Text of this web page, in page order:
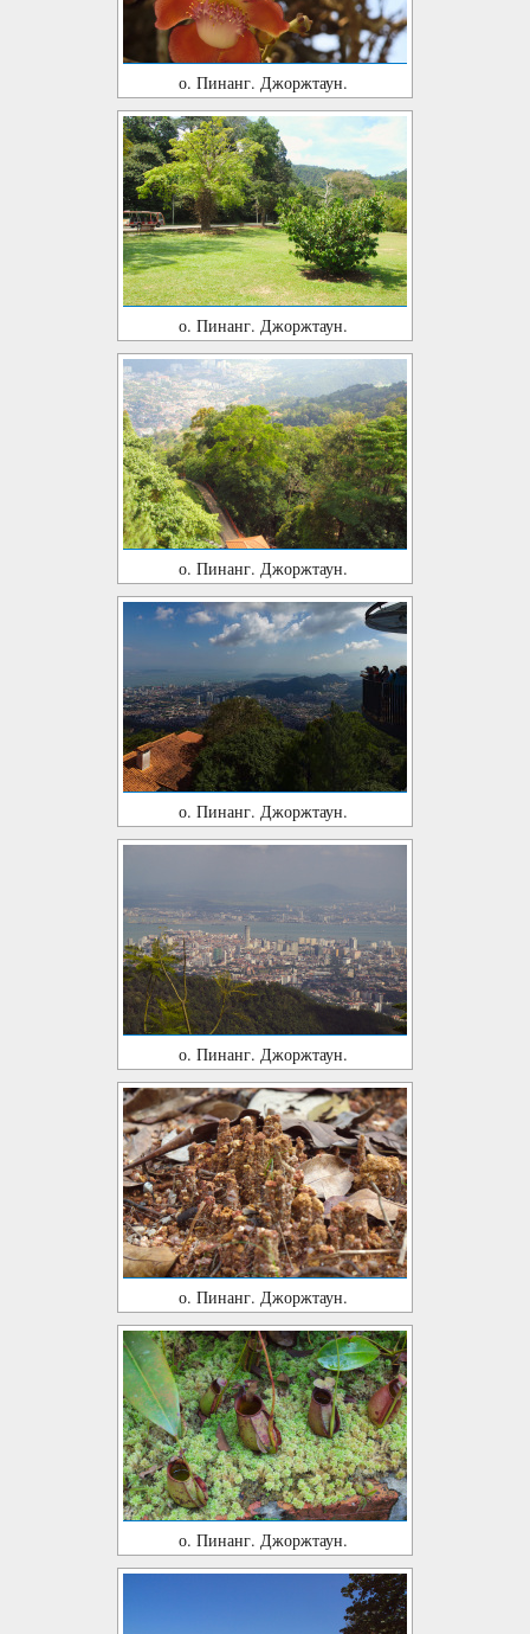
о. Пинанг. Джоржтаун.
о. Пинанг. Джоржтаун.
о. Пинанг. Джоржтаун.
о. Пинанг. Джоржтаун.
о. Пинанг. Джоржтаун.
о. Пинанг. Джоржтаун.
о. Пинанг. Джоржтаун.